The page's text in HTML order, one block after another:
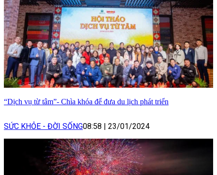
“Dịch vụ từ tâm”- Chìa khóa để đưa du lịch phát triển
SỨC KHỎE - ĐỜI SỐNG08:58 | 23/01/2024